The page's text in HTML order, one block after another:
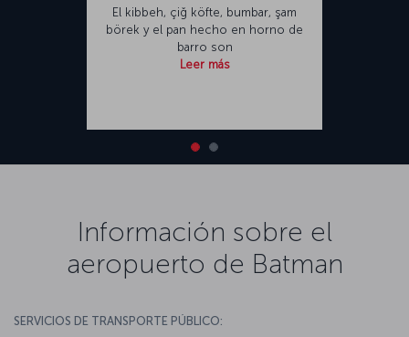
El kibbeh, çiğ köfte, bumbar, şam
börek y el pan hecho en horno de
barro son
Leer más
Información sobre el
aeropuerto de Batman
SERVICIOS DE TRANSPORTE PÚBLICO: